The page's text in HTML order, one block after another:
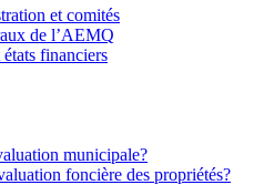
et comités
de l’AEMQ
financiers
municipale?
foncière des propriétés?